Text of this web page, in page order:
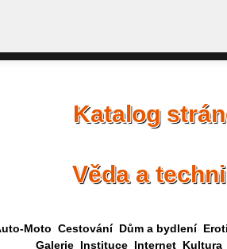
Katalog
Věda a
Moto Cestování Dům a bydlení
Galerie Instituce Internet Kultura